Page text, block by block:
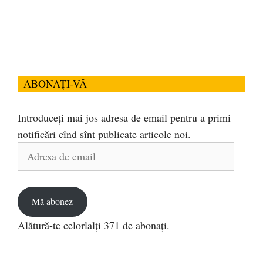
ABONAȚI-VĂ
Introduceți mai jos adresa de email pentru a primi
notificări cînd sînt publicate articole noi.
Mă abonez
Alătură-te celorlalți 371 de abonați.